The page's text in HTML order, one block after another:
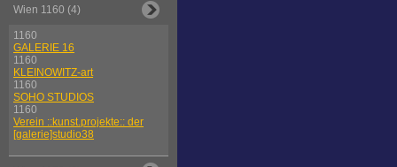
Wien 1160 (4)
1160
GALERIE 16
1160
KLEINOWITZ-art
1160
SOHO STUDIOS
1160
Verein ::kunst.projekte:: der
[galerie]studio38